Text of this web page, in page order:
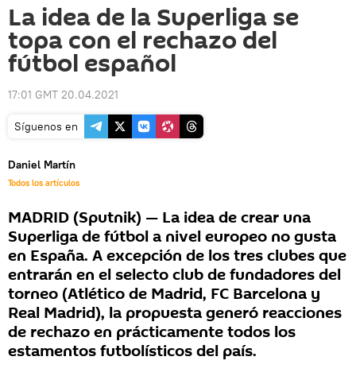
La idea de la Superliga se
topa con el rechazo del
fútbol español
17:01 GMT 20.04.2021
Síguenos en
Daniel Martín
Todos los artículos
MADRID (Sputnik) — La idea de crear una
Superliga de fútbol a nivel europeo no gusta
en España. A excepción de los tres clubes que
entrarán en el selecto club de fundadores del
torneo (Atlético de Madrid, FC Barcelona y
Real Madrid), la propuesta generó reacciones
de rechazo en prácticamente todos los
estamentos futbolísticos del país.